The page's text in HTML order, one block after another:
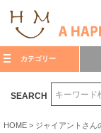
カテゴリー
SEARCH
HOME ジャイアントさん